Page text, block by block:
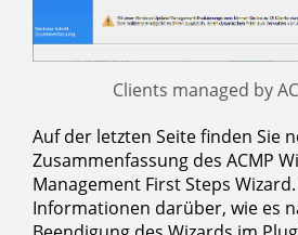
Clients managed by
Auf der letzten Seite finden Sie
Zusammenfassung des ACMP
Management First Steps
Informationen darüber, wie es